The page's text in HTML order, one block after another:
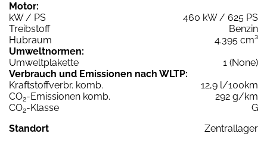
Motor:
kW / PS
460 kW / 625 PS
Treibstoff
Benzin
Hubraum
4.395 cm³
Umweltnormen:
Umweltplakette
1 (None)
Verbrauch und Emissionen nach WLTP:
Kraftstoffverbr. komb.
12,9 l/100km
CO2-Emissionen komb.
292 g/km
CO2-Klasse
G
Standort
Zentrallager